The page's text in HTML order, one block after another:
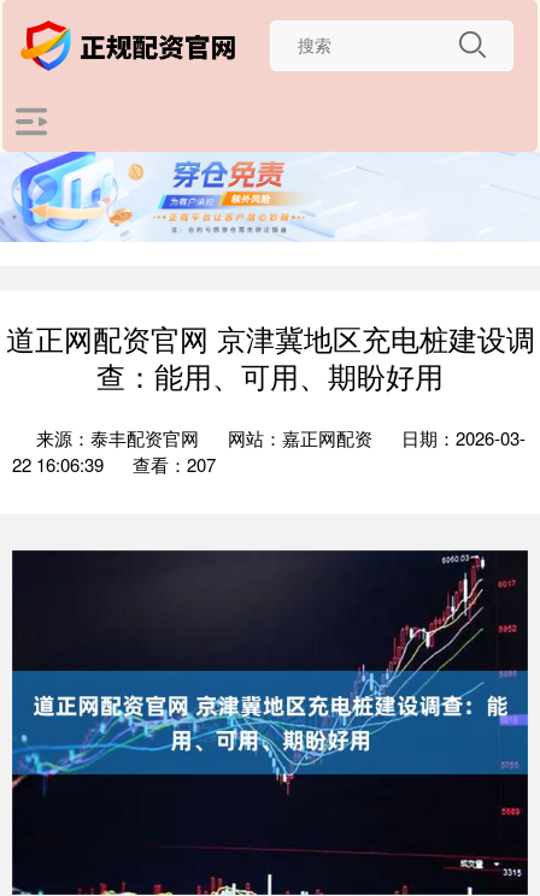
道正网配资官网 京津冀地区充电桩建设调
查：能用、可用、期盼好用
来源：泰丰配资官网 网站：嘉正网配资
日期：2026-03-
22 16:06:39
查看：207